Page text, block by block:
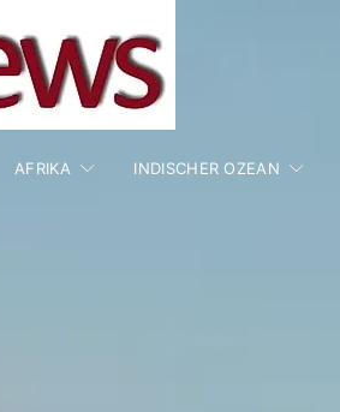
AFRIKA INDISCHER OZEAN